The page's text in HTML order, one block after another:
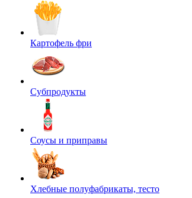
Картофель фри
Субпродукты
Соусы и приправы
Хлебные полуфабрикаты, тесто